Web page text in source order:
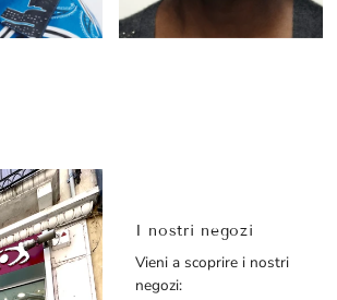
I nostri negozi
Vieni a scoprire i nostri
negozi: